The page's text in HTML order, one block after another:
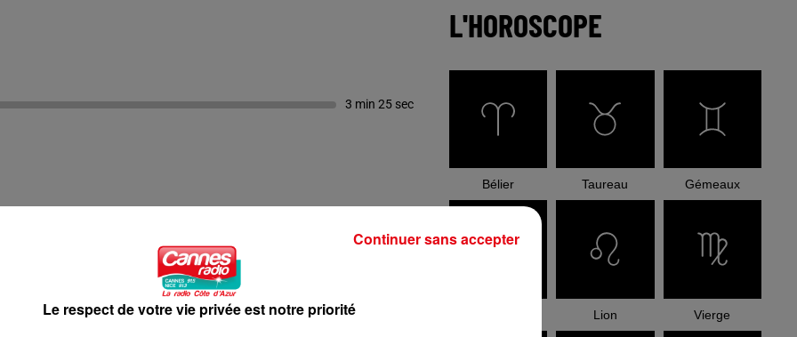
3 min 25 sec
L'HOROSCOPE
Bélier Taureau Gémeaux
Lion Vierge
Le respect de votre vie privée est notre priorité
Continuer sans accepter